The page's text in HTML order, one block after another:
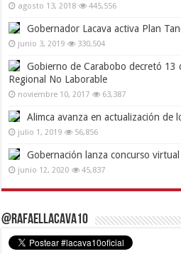
agosto 13, 2018 445,556
Gobernador Lacava activa Plan
junio 3, 2019 330,504
Gobierno de Carabobo decretó 13
Regional No Laborable
noviembre 10, 2017 63,387
Alimca avanza en actualización de
julio 1, 2019 56,856
Gobernación lanza concurso
junio 12, 2020 45,837
@RafaelLacava10